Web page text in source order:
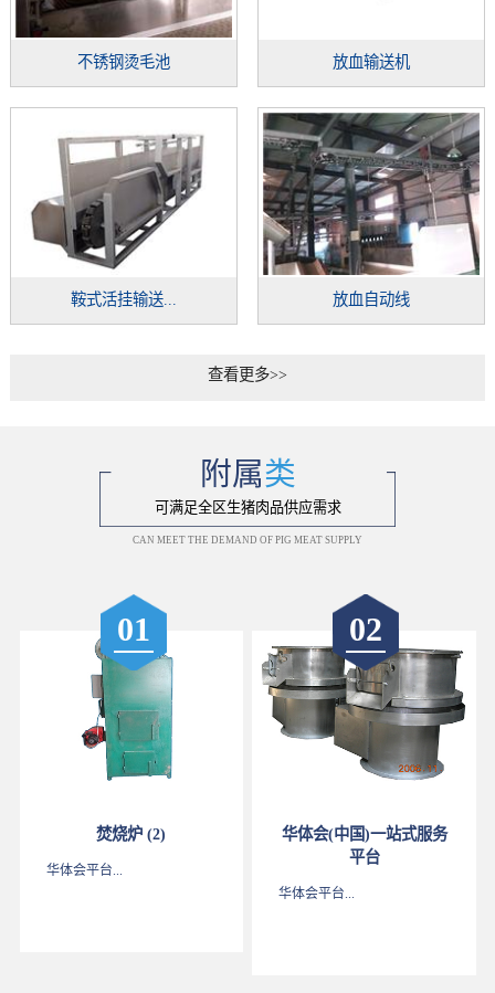
不锈钢烫毛池 放血输送机
鞍式活挂输送... 放血自动线
查看更多>>
附属类
可满足全区生猪肉品供应需求
CAN MEET THE DEMAND OF PIG MEAT SUPPLY
01
焚烧炉 (2)
华体会平台...
02
华体会(中国)一站式服务
平台
华体会平台...